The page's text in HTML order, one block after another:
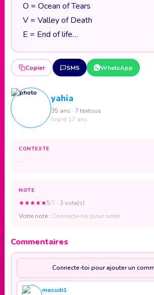
O = Ocean of Tears
V = Valley of Death
E = End of life…
Copier SMS WhatsApp
yahia
35 ans · 7 textous
Inscrit 17 ans
CONTEXTE
—
NOTE
★★★★★5/5 · 3 vote(s)
Votre note : Connecte-toi pour noter
Commentaires
Connecte-toi pour ajouter un
masudi1